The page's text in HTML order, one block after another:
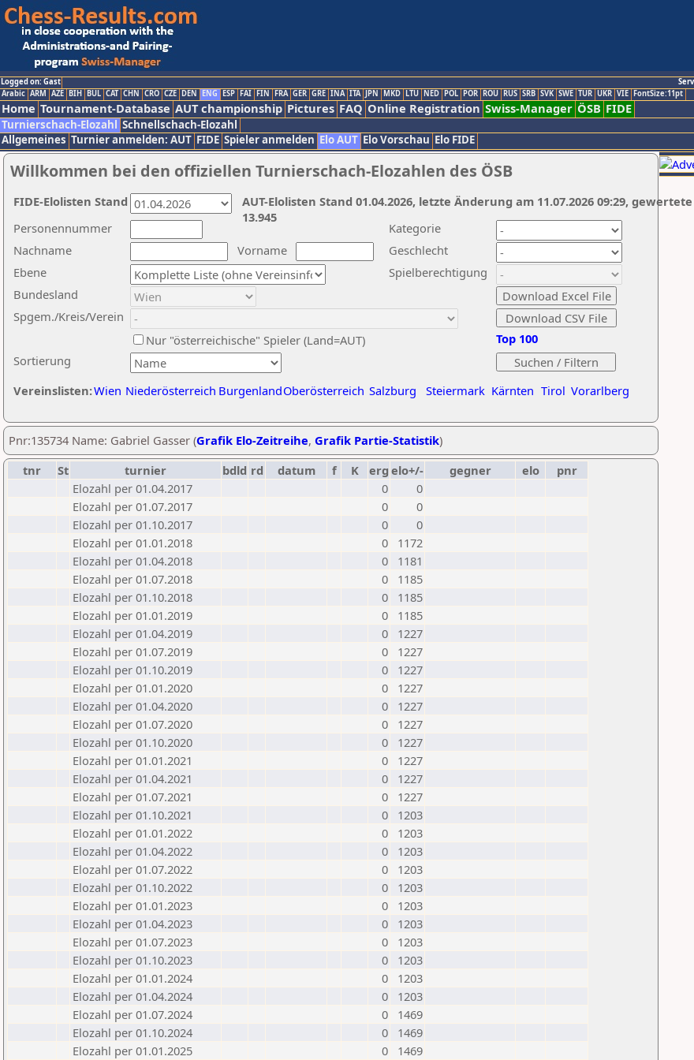
Logged on: Gast
Arabic ARM AZE BIH BUL CAT CHN CRO CZE DEN ENG ESP FAI FIN FRA GER GRE INA ITA JPN MKD LTU NED POL POR ROU RUS SRB SVK SWE TUR UKR VIE FontSize:11pt
Home Tournament-Database AUT championship Pictures FAQ Online Registration Swiss-Manager ÖSB FIDE
Turnierschach-Elozahl Schnellschach-Elozahl
Allgemeines Turnier anmelden: AUT FIDE Spieler anmelden Elo AUT Elo Vorschau Elo FIDE
Willkommen bei den offiziellen Turnierschach-Elozahlen des ÖSB
Nachname
Vorname
Ebene
Kategorie
Sortierung
Personennummer
Bundesland
Spgem./Kreis/Verein
Geschlecht
Nur "österreichische" Spieler (Land=AUT)
Spielberechtigung
Vereinslisten:Wien Niederösterreich BurgenlandOberösterreich Salzburg Steiermark Kärnten Tirol Vorarlberg
Top 100
AUT-Elolisten Stand 01.04.2026, letzte Änderung am 11.07.2026 09:29,
13.945
FIDE-Elolisten Stand
Pnr:135734 Name: Gabriel Gasser (Grafik Elo-Zeitreihe, Grafik Partie-Statistik)
tnr
St turnier bdld rd datum f K erg elo+/- gegner elo
pnr
Elozahl per 01.04.2017
0
0
Elozahl per 01.07.2017
0
0
Elozahl per 01.10.2017
0
0
Elozahl per 01.01.2018
0
1172
Elozahl per 01.04.2018
0
1181
Elozahl per 01.07.2018
0
1185
Elozahl per 01.10.2018
0
1185
Elozahl per 01.01.2019
0
1185
Elozahl per 01.04.2019
0
1227
Elozahl per 01.07.2019
0
1227
Elozahl per 01.10.2019
0
1227
Elozahl per 01.01.2020
0
1227
Elozahl per 01.04.2020
0
1227
Elozahl per 01.07.2020
0
1227
Elozahl per 01.10.2020
0
1227
Elozahl per 01.01.2021
0
1227
Elozahl per 01.04.2021
0
1227
Elozahl per 01.07.2021
0
1227
Elozahl per 01.10.2021
0
1203
Elozahl per 01.01.2022
0
1203
Elozahl per 01.04.2022
0
1203
Elozahl per 01.07.2022
0
1203
Elozahl per 01.10.2022
0
1203
Elozahl per 01.01.2023
0
1203
Elozahl per 01.04.2023
0
1203
Elozahl per 01.07.2023
0
1203
Elozahl per 01.10.2023
0
1203
Elozahl per 01.01.2024
0
1203
Elozahl per 01.04.2024
0
1203
Elozahl per 01.07.2024
0
1469
Elozahl per 01.10.2024
0
1469
Elozahl per 01.01.2025
0 1469